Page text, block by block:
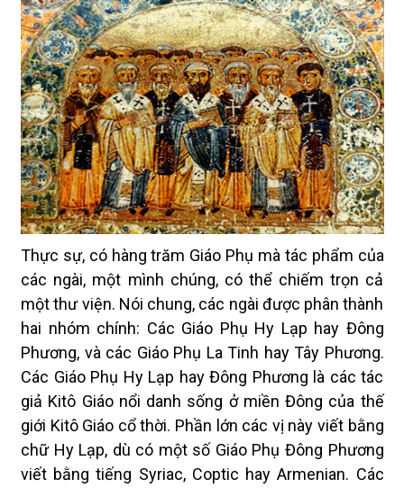
Thực sự, có hàng trăm Giáo Phụ mà tác phẩm của
các ngài, một mình chúng, có thể chiếm trọn cả
một thư viện. Nói chung, các ngài được phân thành
hai nhóm chính: Các Giáo Phụ Hy Lạp hay Đông
Phương, và các Giáo Phụ La Tinh hay Tây Phương.
Các Giáo Phụ Hy Lạp hay Đông Phương là các tác
giả Kitô Giáo nổi danh sống ở miền Đông của thế
giới Kitô Giáo cổ thời. Phần lớn các vị này viết bằng
chữ Hy Lạp, dù có một số Giáo Phụ Đông Phương
viết bằng tiếng Syriac, Coptic hay Armenian. Các